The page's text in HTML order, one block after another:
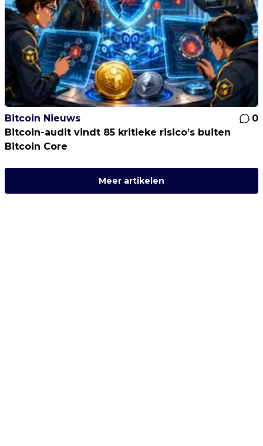
Bitcoin Nieuws
0
Bitcoin-audit vindt 85 kritieke risico’s buiten
Bitcoin Core
Meer artikelen